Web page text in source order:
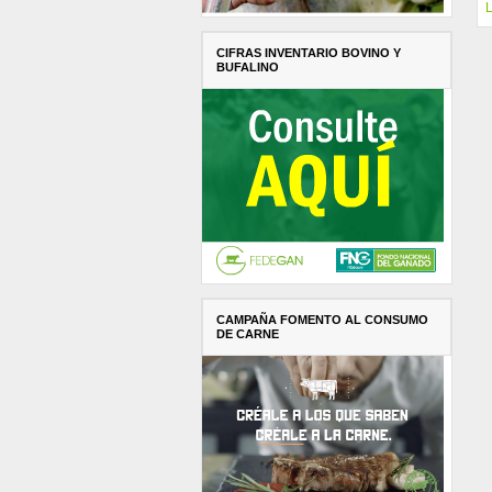
CIFRAS INVENTARIO BOVINO Y
BUFALINO
CAMPAÑA FOMENTO AL CONSUMO
DE CARNE